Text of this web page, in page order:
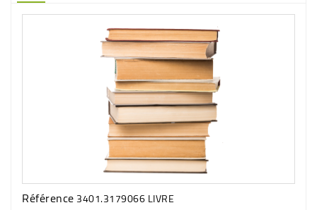
Référence3401.3179066 LIVRE